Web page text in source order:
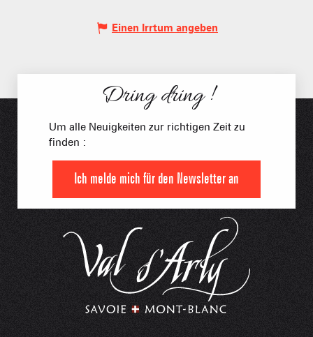
Einen Irrtum angeben
Dring dring !
Um alle Neuigkeiten zur richtigen Zeit zu
finden :
Ich melde mich für den Newsletter an